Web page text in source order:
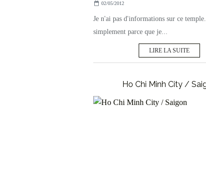
02/05/2012
Je n'ai pas d'informations sur ce
simplement parce que je...
LIRE LA SUITE
Ho Chi Minh City /